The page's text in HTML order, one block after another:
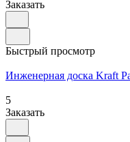
Заказать
Быстрый просмотр
Инженерная доска Kraft
5
Заказать